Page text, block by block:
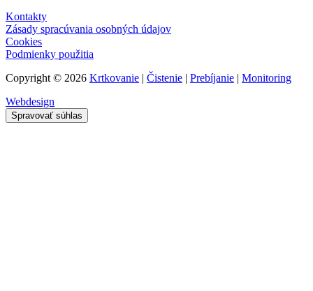
Kontakty
Zásady spracúvania osobných údajov
Cookies
Podmienky použitia
Copyright © 2026 Krtkovanie | Čistenie | Prebíjanie | Monitoring
Webdesign
Spravovať súhlas